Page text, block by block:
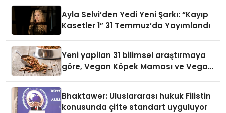
Ayla Selvi’den Yedi Yeni Şarkı: “Kayıp
Kasetler 1” 31 Temmuz’da Yayımlandı
Yeni yapilan 31 bilimsel araştırmaya
göre, Vegan Köpek Maması ve Vegan
Bhaktawer: Uluslararası hukuk Filistin
konusunda çifte standart uyguluyor